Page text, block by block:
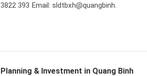
3822 393 Email: sldtbxh@quangbinh.
Planning & Investment in Quang Binh